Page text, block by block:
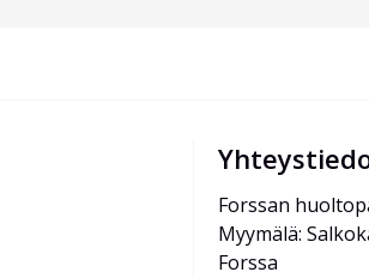
Forssan
Myymälä:
Forssa